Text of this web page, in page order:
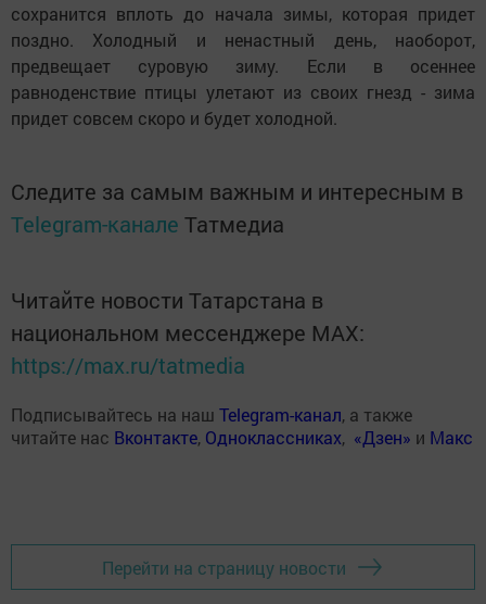
сохранится вплоть до начала зимы, которая придет
поздно. Холодный и ненастный день, наоборот,
предвещает суровую зиму. Если в осеннее
равноденствие птицы улетают из своих гнезд - зима
придет совсем скоро и будет холодной.
Следите за самым важным и интересным в
Telegram-канале Татмедиа
Читайте новости Татарстана в
национальном мессенджере MАХ:
https://max.ru/tatmedia
Подписывайтесь на наш Telegram-канал, а также
читайте нас Вконтакте, Одноклассниках, «Дзен» и Макс
Перейти на страницу новости